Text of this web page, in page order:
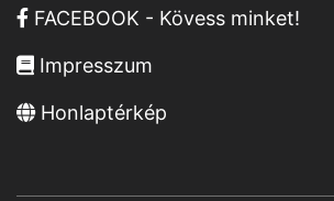
FACEBOOK - Kövess minket!
Impresszum
Honlaptérkép